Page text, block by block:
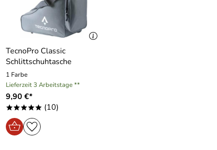
TecnoPro Classic
Schlittschuhtasche
1 Farbe
Lieferzeit 3 Arbeitstage **
9,90 €*
***** (10)